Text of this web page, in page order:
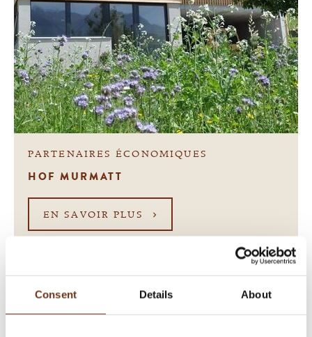
Consent Details About
PARTENAIRES ÉCONOMIQUES
HOF MURMATT
EN SAVOIR PLUS